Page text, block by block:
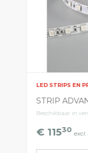
LED STRIPS EN
STRIP
Beschikbaar in
€ 11530 excl.